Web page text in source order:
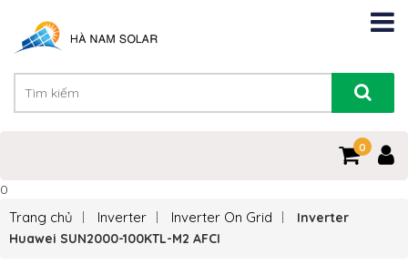
0
0
Trang chủ Inverter Inverter On Grid
Inverter
Huawei SUN2000-100KTL-M2 AFCI